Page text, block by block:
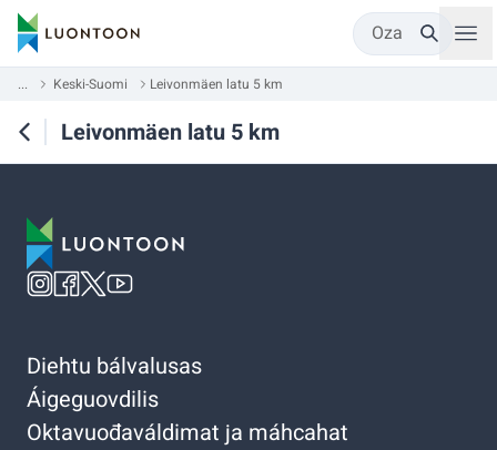
Oza
... Keski-Suomi Leivonmäen latu 5 km
Leivonmäen latu 5 km
Diehtu bálvalusas
Áigeguovdilis
Oktavuođaváldimat ja máhcahat